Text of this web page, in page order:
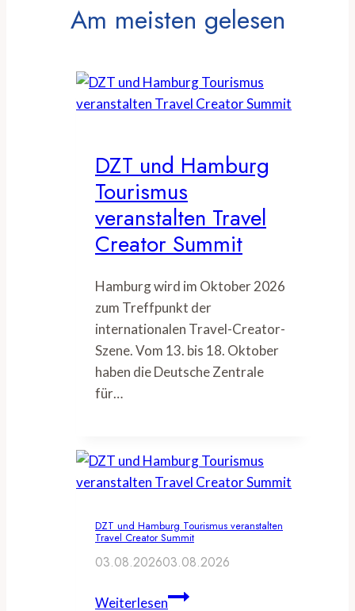
Am meisten gelesen
DZT und Hamburg
Tourismus
veranstalten Travel
Creator Summit
Hamburg wird im Oktober 2026
zum Treffpunkt der
internationalen Travel-Creator-
Szene. Vom 13. bis 18. Oktober
haben die Deutsche Zentrale
für…
DZT und Hamburg Tourismus veranstalten
Travel Creator Summit
03.08.202603.08.2026
WeiterlesenDZT